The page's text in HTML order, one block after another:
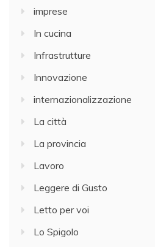
imprese
In cucina
Infrastrutture
Innovazione
internazionalizzazione
La città
La provincia
Lavoro
Leggere di Gusto
Letto per voi
Lo Spigolo